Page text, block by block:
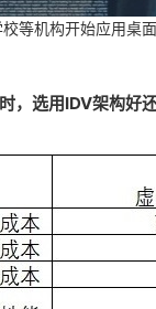
等机构开始应用桌
，选用IDV架构好